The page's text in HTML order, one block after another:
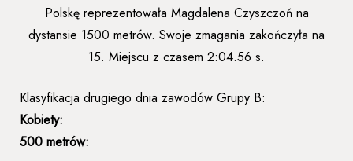
Polskę reprezentowała Magdalena Czyszczoń na
dystansie 1500 metrów. Swoje zmagania zakończyła na
15. Miejscu z czasem 2:04.56 s.
Klasyfikacja drugiego dnia zawodów Grupy B:
Kobiety:
500 metrów: